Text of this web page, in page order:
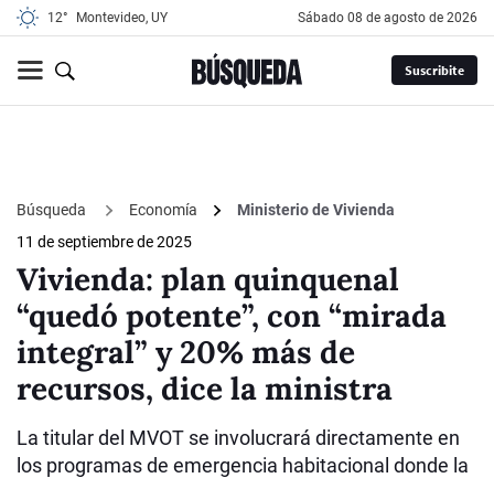
12° Montevideo, UY sábado 08 de agosto de 2026
Suscribite
Búsqueda Economía
Ministerio de Vivienda
11 de septiembre de 2025
Vivienda: plan quinquenal
“quedó potente”, con “mirada
integral” y 20% más de
recursos, dice la ministra
La titular del MVOT se involucrará directamente en
los programas de emergencia habitacional donde la